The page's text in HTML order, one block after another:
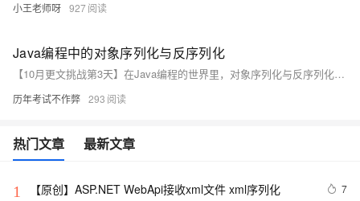
小王老师呀 927
Java编程中的对象序列化与反序列化
【10月更文挑战第3天】在Java编程的世界里，对象序列化与反序列化是实现数据持久化和网络传输的关键技术。本文将深入探讨Java序列化的原理、应用场景以及如何通过代码示例实现对象的序列化与反序列化过程。从基础概念到实践操作，我们将一步步揭示这一技术的魅力所在。
历年考试不作弊 293
热门文章 最新文章
1 【原创】ASP.NET WebApi接收xml文件 xml序列化 7